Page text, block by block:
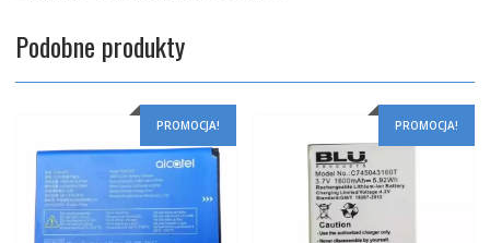
Podobne produkty
PROMOCJA! PROMOCJA!